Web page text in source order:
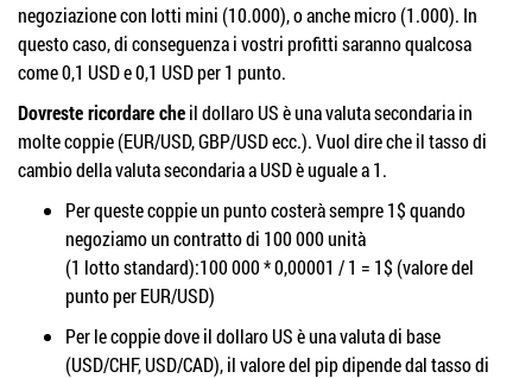
negoziazione con lotti mini (10.000), o anche micro (1.000). In
questo caso, di conseguenza i vostri profitti saranno qualcosa
come 0,1 USD e 0,1 USD per 1 punto.
Dovreste ricordare cheil dollaro US è una valuta secondaria in
molte coppie (EUR/USD, GBP/USD ecc.). Vuol dire che il tasso di
cambio della valuta secondaria a USD è uguale a 1.
Per queste coppie un punto costerà sempre 1$ quando
negoziamo un contratto di 100 000 unità
(1 lotto standard):100 000 * 0,00001 / 1 = 1$ (valore del
punto per EUR/USD)
Per le coppie dove il dollaro US è una valuta di base
(USD/CHF, USD/CAD), il valore del pip dipende dal tasso di